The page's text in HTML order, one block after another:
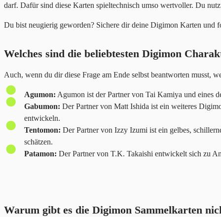
darf. Dafür sind diese Karten spieltechnisch umso wertvoller. Du
Du bist neugierig geworden? Sichere dir deine Digimon Karten und
Warum gibt es die Digimon Sammelkarten
Welches sind die beliebtesten Digimon
Auch, wenn du dir diese Frage am Ende selbst beantworten musst,
Agumon: Agumon ist der Partner von Tai Kamiya und eines
Gabumon: Der Partner von Matt Ishida ist ein weiteres
entwickeln.
Tentomon: Der Partner von Izzy Izumi ist ein gelbes,
schätzen.
Patamon: Der Partner von T.K. Takaishi entwickelt sich zu